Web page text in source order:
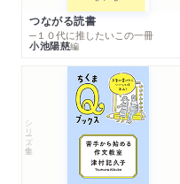
つながる読書
─１０代に推したいこの一冊
小池陽慈編
シリーズ・全集